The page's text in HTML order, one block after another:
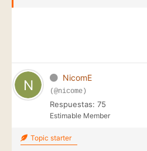
NicomE
(@nicome)
Respuestas: 75
Estimable Member
Topic starter